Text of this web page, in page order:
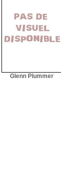
Glenn Plummer